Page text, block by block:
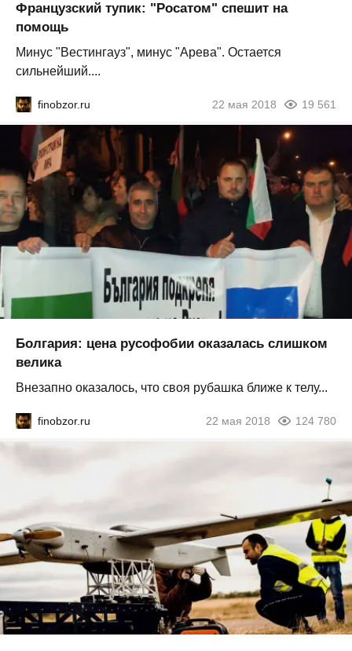
Французский тупик: "Росатом" спешит на
помощь
Минус "Вестингауз", минус "Арева". Остается
сильнейший....
finobzor.ru 22 мая 2018 19 561
Болгария: цена русофобии оказалась слишком
велика
Внезапно оказалось, что своя рубашка ближе к телу...
finobzor.ru 22 мая 2018 124 780